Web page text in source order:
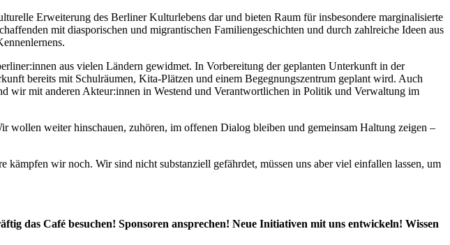
Erweiterung des Berliner Kulturlebens dar und bieten Raum für insbesondere marginalisierte
mit diasporischen und migrantischen Familiengeschichten und durch zahlreiche Ideen aus
aus vielen Ländern gewidmet. In Vorbereitung der geplanten Unterkunft in der
bereits mit Schulräumen, Kita-Plätzen und einem Begegnungszentrum geplant wird. Auch
wir mit anderen Akteur:innen in Westend und Verantwortlichen in Politik und Verwaltung im
weiter hinschauen, zuhören, im offenen Dialog bleiben und gemeinsam Haltung zeigen –
wir noch. Wir sind nicht substanziell gefährdet, müssen uns aber viel einfallen lassen, um
das Café besuchen! Sponsoren ansprechen! Neue Initiativen mit uns entwickeln! Wissen